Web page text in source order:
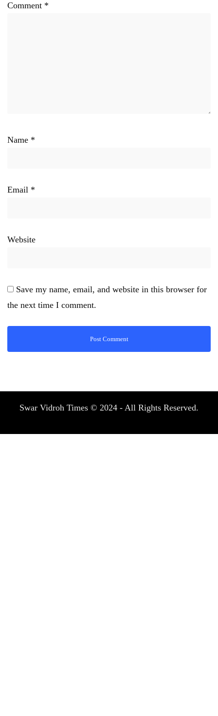
Comment *
Name *
Email *
Website
Save my name, email, and website in this browser for
the next time I comment.
Swar Vidroh Times © 2024 - All Rights Reserved.